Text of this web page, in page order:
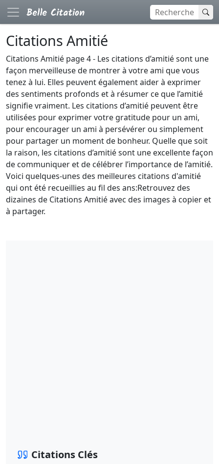
Citations Amitié
Citations Amitié page 4 - Les citations d’amitié sont une
façon merveilleuse de montrer à votre ami que vous
tenez à lui. Elles peuvent également aider à exprimer
des sentiments profonds et à résumer ce que l’amitié
signifie vraiment. Les citations d’amitié peuvent être
utilisées pour exprimer votre gratitude pour un ami,
pour encourager un ami à persévérer ou simplement
pour partager un moment de bonheur. Quelle que soit
la raison, les citations d’amitié sont une excellente façon
de communiquer et de célébrer l’importance de l’amitié.
Voici quelques-unes des meilleures citations d'amitié
qui ont été recueillies au fil des ans:Retrouvez des
dizaines de Citations Amitié avec des images à copier et
à partager.
Citations Clés